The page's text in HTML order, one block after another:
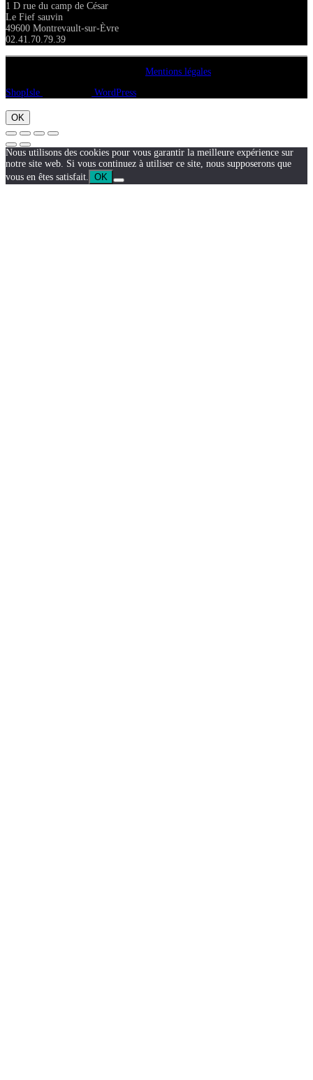
1 D rue du camp de César
Le Fief sauvin
49600 Montrevault-sur-Èvre
02.41.70.79.39
Mentions légales
ShopIsle
WordPress
OK
Nous utilisons des cookies pour vous garantir la meilleure expérience sur
notre site web. Si vous continuez à utiliser ce site, nous supposerons que
vous en êtes satisfait.
OK